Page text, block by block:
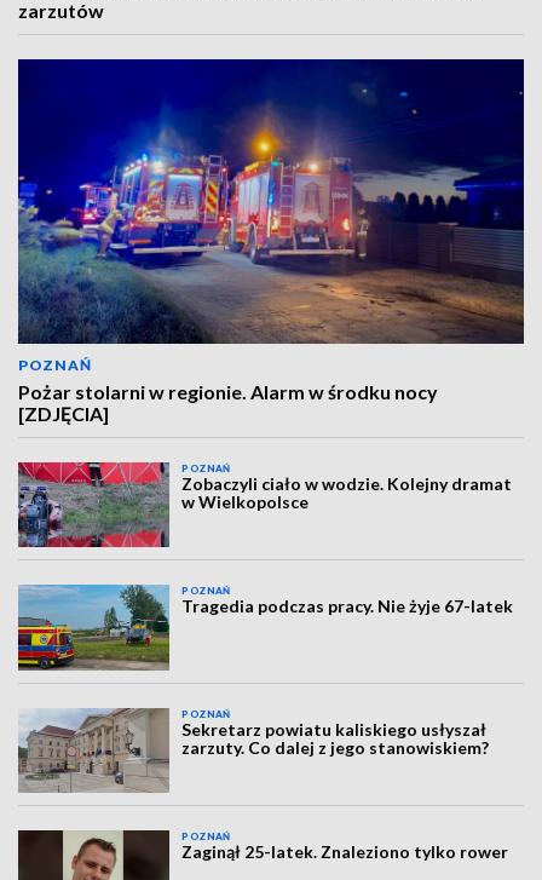
zarzutów
POZNAŃ
Pożar stolarni w regionie. Alarm w środku nocy
[ZDJĘCIA]
POZNAŃ
Zobaczyli ciało w wodzie. Kolejny dramat
w Wielkopolsce
POZNAŃ
Tragedia podczas pracy. Nie żyje 67-latek
POZNAŃ
Sekretarz powiatu kaliskiego usłyszał
zarzuty. Co dalej z jego stanowiskiem?
POZNAŃ
Zaginął 25-latek. Znaleziono tylko rower